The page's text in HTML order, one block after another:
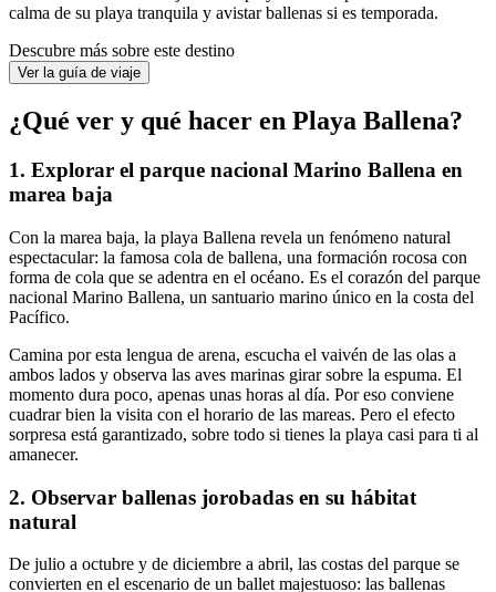
calma de su playa tranquila y avistar ballenas si es temporada.
Descubre más sobre este destino
Ver la guía de viaje
¿Qué ver y qué hacer en Playa Ballena?
1. Explorar el parque nacional Marino Ballena en
marea baja
Con la marea baja, la playa Ballena revela un fenómeno natural
espectacular: la famosa cola de ballena, una formación rocosa con
forma de cola que se adentra en el océano. Es el corazón del parque
nacional Marino Ballena, un santuario marino único en la costa del
Pacífico.
Camina por esta lengua de arena, escucha el vaivén de las olas a
ambos lados y observa las aves marinas girar sobre la espuma. El
momento dura poco, apenas unas horas al día. Por eso conviene
cuadrar bien la visita con el horario de las mareas. Pero el efecto
sorpresa está garantizado, sobre todo si tienes la playa casi para ti al
amanecer.
2. Observar ballenas jorobadas en su hábitat
natural
De julio a octubre y de diciembre a abril, las costas del parque se
convierten en el escenario de un ballet majestuoso: las ballenas